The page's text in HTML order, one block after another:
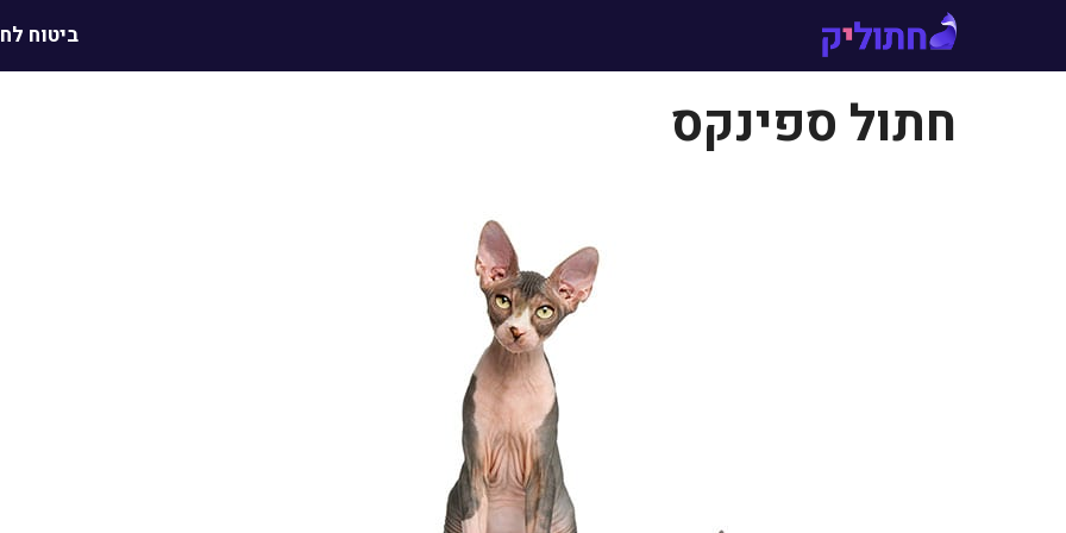
ביטוח
חתול ספינקס